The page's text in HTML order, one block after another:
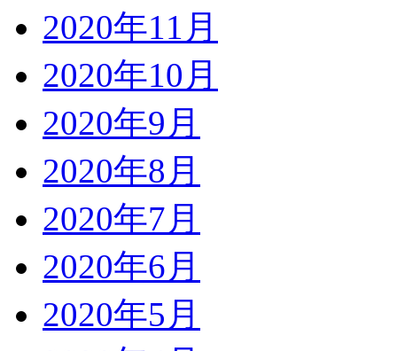
2020年11月
2020年10月
2020年9月
2020年8月
2020年7月
2020年6月
2020年5月